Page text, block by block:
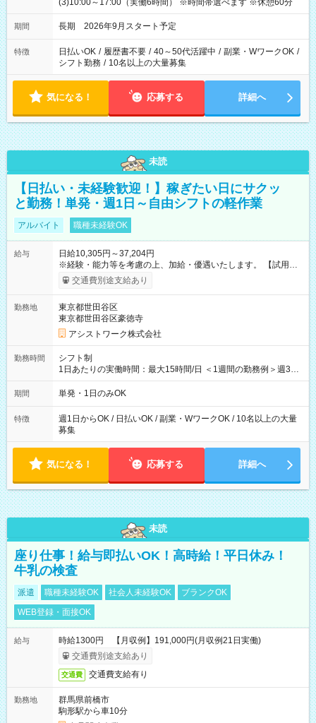
(3)10:00～17:00（実働6時間） ※時間帯選べます ※休憩60分
期間 長期 2026年9月スタート予定
特徴 日払いOK / 履歴書不要 / 40～50代活躍中 / 副業・WワークOK /
シフト勤務 / 10名以上の大量募集
気になる！ 応募する 詳細へ
未読
【日払い・未経験歓迎！】稼ぎたい日にサクッ
と勤務！単発・週1日～自由シフトの軽作業
アルバイト 職種未経験OK
給与
日給10,305円～37,204円
※経験・能力等を考慮の上、加給・優遇いたします。 【試用期
間】試用期間なし
交通費別途支給あり
勤務地
東京都世田谷区
東京都世田谷区豪徳寺
アシストワーク株式会社
勤務時間
シフト制
1日あたりの実働時間：最大15時間/日 ＜1週間の勤務例＞週3回
勤務 勤務：月・水・金 休み：火・木・土・日 好きな時にお仕事
可能です！ ※1日あたりの最大実働時間は日勤、夜勤共に勤務し
期間 単発・1日のみOK
特徴
週1日からOK / 日払いOK / 副業・WワークOK / 10名以上の大量
募集
気になる！ 応募する 詳細へ
未読
座り仕事！給与即払いOK！高時給！平日休み！
牛乳の検査
派遣 職種未経験OK 社会人未経験OK
ブランクOK
WEB登録・面接OK
給与
時給1300円 【月収例】191,000円(月収例21日実働)
交通費別途支給あり
交通費 交通費支給有り
勤務地
群馬県前橋市
駒形駅から車10分